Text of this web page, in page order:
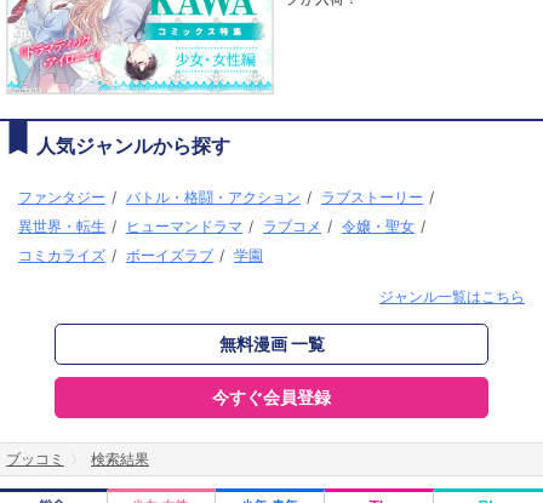
人気ジャンルから探す
ファンタジー / バトル・格闘・アクション / ラブストーリー /
異世界・転生 / ヒューマンドラマ / ラブコメ / 令嬢・聖女 /
コミカライズ / ボーイズラブ / 学園
ジャンル一覧はこちら
無料漫画 一覧
今すぐ会員登録
ブッコミ 検索結果